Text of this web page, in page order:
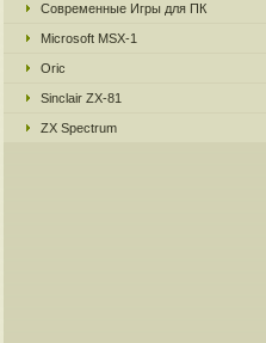
Современные Игры для ПК
Microsoft MSX-1
Oric
Sinclair ZX-81
ZX Spectrum